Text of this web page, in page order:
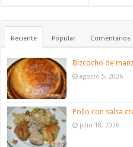
Reciente Popular Comentarios
Bizcocho de
agosto 5, 2026
Pollo con salsa
julio 18, 2026